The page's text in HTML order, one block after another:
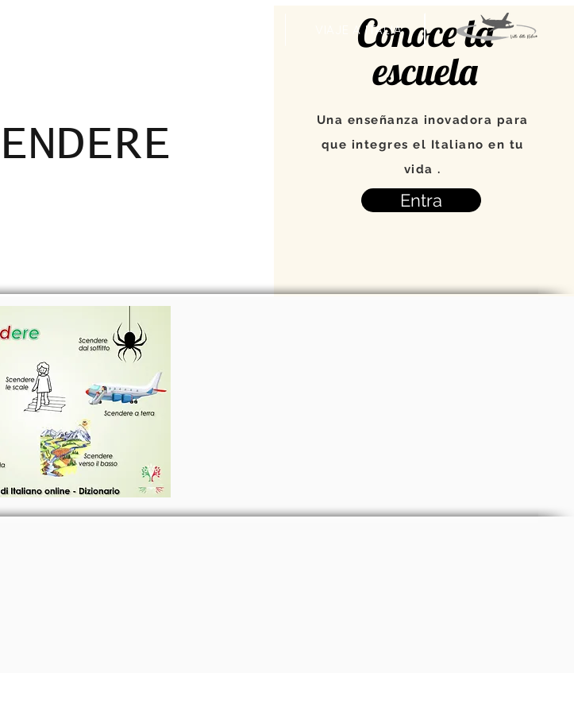
VIAJE A ITALIA
Conoce la
escuela
Una enseñanza inovadora para
que integres el Italiano en tu
vida .
Entra